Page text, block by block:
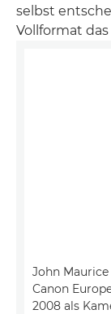
selbst
Vollformat
John
Canon
2008 als